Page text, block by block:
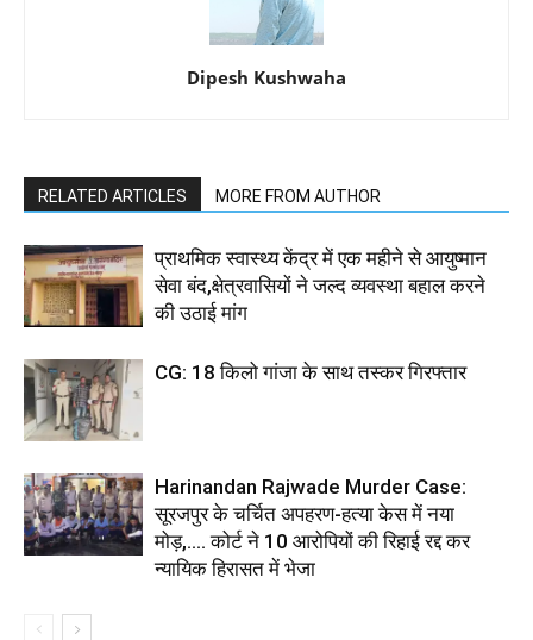
Dipesh Kushwaha
RELATED ARTICLES MORE FROM AUTHOR
प्राथमिक स्वास्थ्य केंद्र में एक महीने से आयुष्मान
सेवा बंद,क्षेत्रवासियों ने जल्द व्यवस्था बहाल करने
की उठाई मांग
CG: 18 किलो गांजा के साथ तस्कर गिरफ्तार
Harinandan Rajwade Murder Case:
सूरजपुर के चर्चित अपहरण-हत्या केस में नया
मोड़,.... कोर्ट ने 10 आरोपियों की रिहाई रद्द कर
न्यायिक हिरासत में भेजा